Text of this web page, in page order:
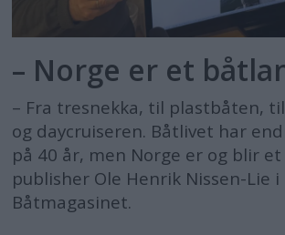
– Norge er et
– Fra tresnekka, til plastbåten,
og daycruiseren. Båtlivet har
på 40 år, men Norge er og blir
publisher Ole Henrik Nissen-Lie i
Båtmagasinet.